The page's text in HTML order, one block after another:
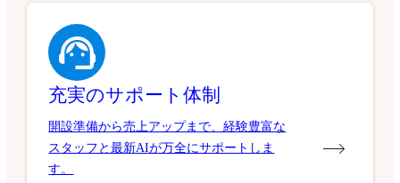
充実のサポート体制
開設準備から売上アップまで、経験豊富な
スタッフと最新AIが万全にサポートしま
す。